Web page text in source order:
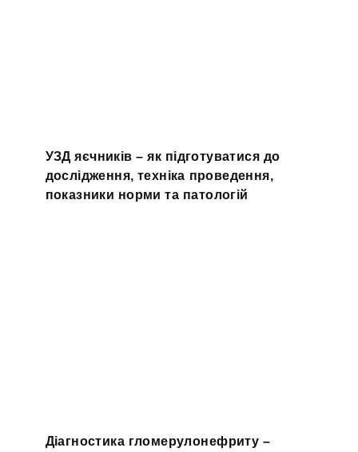
УЗД яєчників – як підготуватися до
дослідження, техніка проведення,
показники норми та патологій
Діагностика гломерулонефриту –